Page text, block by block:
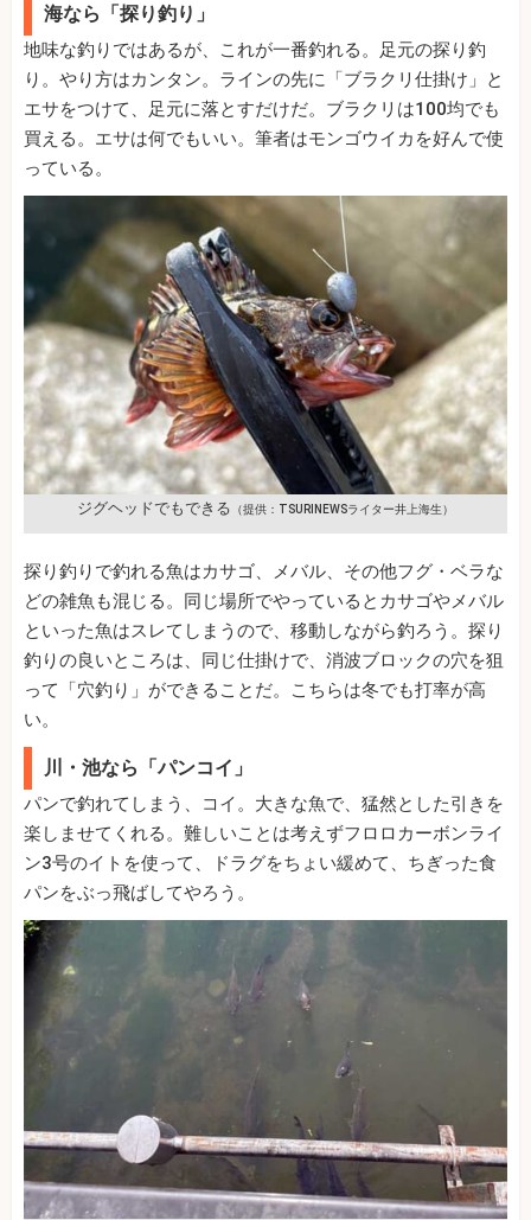
海なら「探り釣り」
地味な釣りではあるが、これが一番釣れる。足元の探り釣
り。やり方はカンタン。ラインの先に「ブラクリ仕掛け」と
エサをつけて、足元に落とすだけだ。ブラクリは100均でも
買える。エサは何でもいい。筆者はモンゴウイカを好んで使
っている。
ジグヘッドでもできる （提供：TSURINEWSライター井上海生）
探り釣りで釣れる魚はカサゴ、メバル、その他フグ・ベラな
どの雑魚も混じる。同じ場所でやっているとカサゴやメバル
といった魚はスレてしまうので、移動しながら釣ろう。探り
釣りの良いところは、同じ仕掛けで、消波ブロックの穴を狙
って「穴釣り」ができることだ。こちらは冬でも打率が高
い。
川・池なら「パンコイ」
パンで釣れてしまう、コイ。大きな魚で、猛然とした引きを
楽しませてくれる。難しいことは考えずフロロカーボンライ
ン3号のイトを使って、ドラグをちょい緩めて、ちぎった食
パンをぶっ飛ばしてやろう。